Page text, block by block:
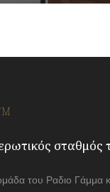
σταθμός
του Ραδιο Γάμμα